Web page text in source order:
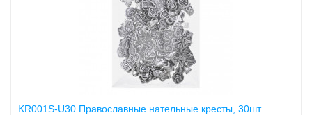
KR001S-U30 Православные нательные кресты, 30шт.